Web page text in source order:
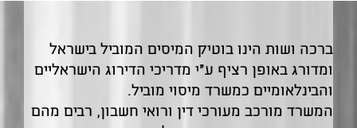
ברכה ושות הינו בוטיק המיסים המוביל בישראל
ומדורג באופן רציף ע"י מדריכי הדירוג הישראליים
והבינלאומיים כמשרד מיסוי מוביל.
המשרד מורכב מעורכי דין ורואי חשבון, רבים מהם